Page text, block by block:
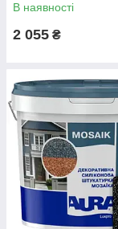
В наявності
2 055 ₴